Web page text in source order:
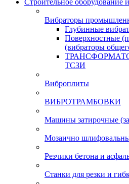
Строительное оборудование
Вибраторы
Глубинные
Поверхностные
(вибраторы
ТСЗИ
Виброплиты
ВИБРОТРАМБОВКИ
Машины затирочные
Мозаично
Резчики бетона и
Станки для резки и